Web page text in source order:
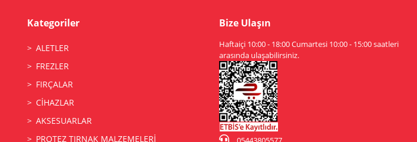
Kategoriler
ALETLER
FREZLER
FIRÇALAR
CİHAZLAR
AKSESUARLAR
PROTEZ TIRNAK MALZEMELERİ
Bize Ulaşın
Haftaiçi 10:00 - 18:00 Cumartesi 10:00 - 15:00 saatleri
arasında ulaşabilirsiniz.